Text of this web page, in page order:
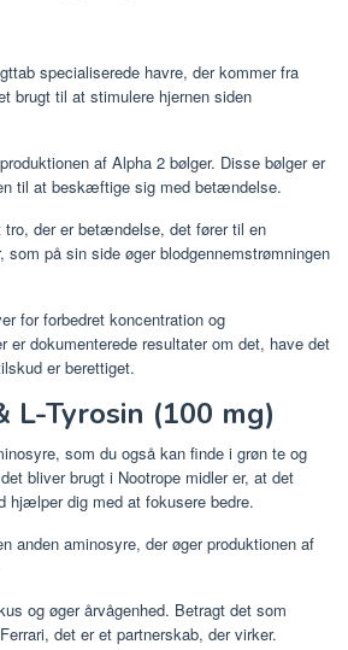
specialiserede havre, der kommer fra
brugt til at stimulere hjernen siden
af ​​Alpha 2 bølger. Disse bølger er
til at beskæftige sig med betændelse.
tro, der er betændelse, det fører til en
som på sin side øger blodgennemstrømningen
for forbedret koncentration og
er dokumenterede resultater om det, have det
er berettiget.
L-Tyrosin (100 mg)
som du også kan finde i grøn te og
bliver brugt i Nootrope midler er, at det
hjælper dig med at fokusere bedre.
anden aminosyre, der øger produktionen af
og øger årvågenhed. Betragt det som
det er et partnerskab, der virker.